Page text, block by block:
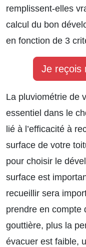
remplissent-elles
calcul du bon
en fonction de 3
Je reçois
La pluviométrie de
essentiel dans le
lié à l’efficacité à
surface de votre
pour choisir le
surface est
recueillir sera
prendre en compte
gouttière, plus la
évacuer est faible,